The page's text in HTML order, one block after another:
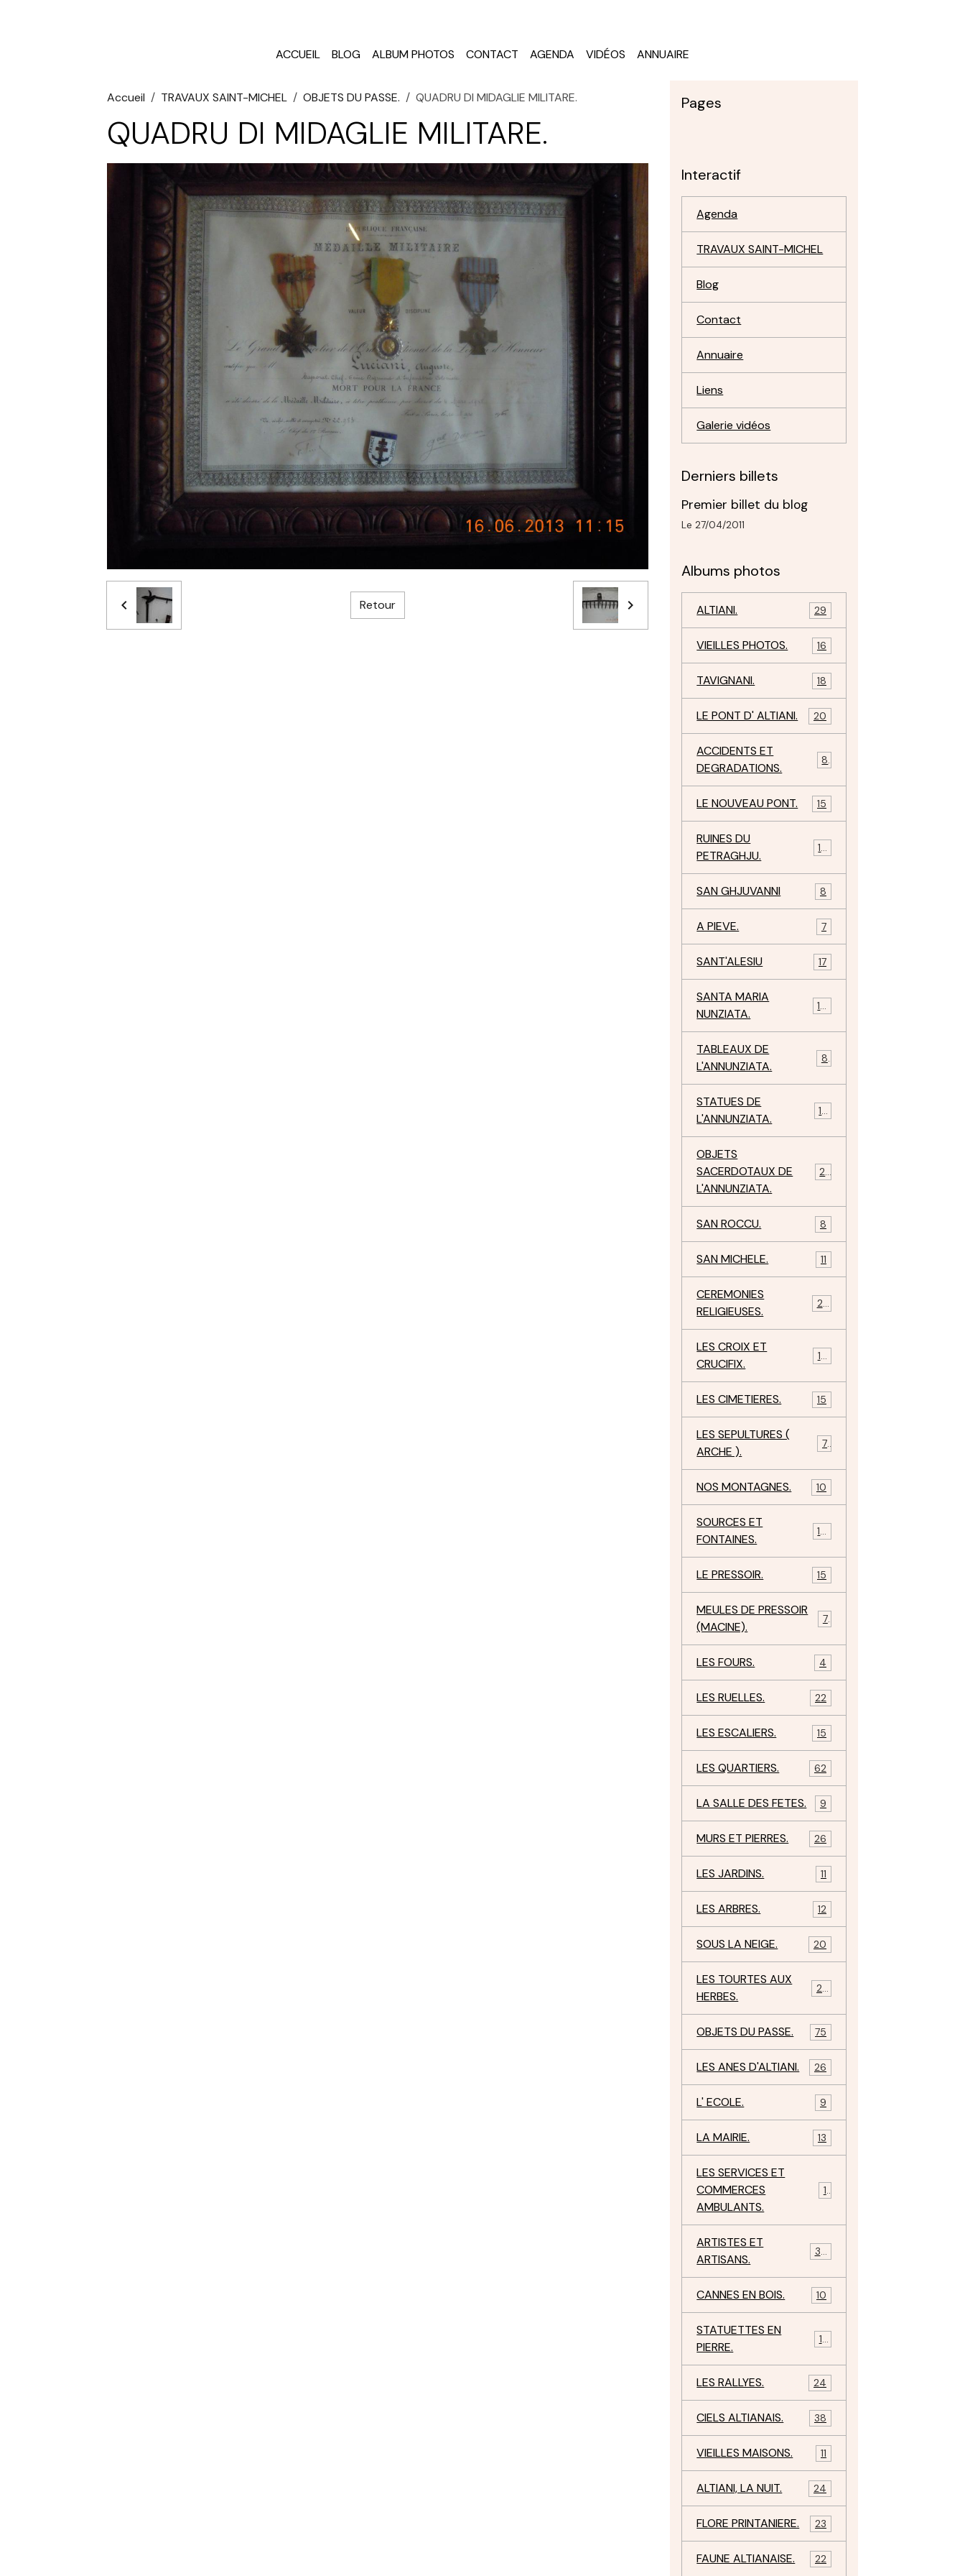
ACCUEIL BLOG ALBUM PHOTOS CONTACT AGENDA VIDÉOS ANNUAIRE
Accueil TRAVAUX SAINT-MICHEL OBJETS DU PASSE. QUADRU DI MIDAGLIE MILITARE.
QUADRU DI MIDAGLIE MILITARE.
Retour
Pages
Interactif
Agenda
TRAVAUX SAINT-MICHEL
Blog
Contact
Annuaire
Liens
Galerie vidéos
Derniers billets
Premier billet du blog
Le 27/04/2011
Albums photos
ALTIANI. 29
VIEILLES PHOTOS. 16
TAVIGNANI. 18
LE PONT D' ALTIANI. 20
ACCIDENTS ET
DEGRADATIONS.
8
LE NOUVEAU PONT. 15
RUINES DU
PETRAGHJU.
12
SAN GHJUVANNI 8
A PIEVE. 7
SANT'ALESIU 17
SANTA MARIA
NUNZIATA.
10
TABLEAUX DE
L'ANNUNZIATA.
8
STATUES DE
L'ANNUNZIATA.
15
OBJETS
SACERDOTAUX DE
L'ANNUNZIATA.
24
SAN ROCCU. 8
SAN MICHELE. 11
CEREMONIES
RELIGIEUSES.
23
LES CROIX ET
CRUCIFIX.
18
LES CIMETIERES. 15
LES SEPULTURES (
ARCHE ).
7
NOS MONTAGNES. 10
SOURCES ET
FONTAINES.
10
LE PRESSOIR. 15
MEULES DE PRESSOIR
(MACINE).
7
LES FOURS. 4
LES RUELLES. 22
LES ESCALIERS. 15
LES QUARTIERS. 62
LA SALLE DES FETES. 9
MURS ET PIERRES. 26
LES JARDINS. 11
LES ARBRES. 12
SOUS LA NEIGE. 20
LES TOURTES AUX
HERBES.
29
OBJETS DU PASSE. 75
LES ANES D'ALTIANI. 26
L' ECOLE. 9
LA MAIRIE. 13
LES SERVICES ET
COMMERCES
AMBULANTS.
11
ARTISTES ET
ARTISANS.
34
CANNES EN BOIS. 10
STATUETTES EN
PIERRE.
17
LES RALLYES. 24
CIELS ALTIANAIS. 38
VIEILLES MAISONS. 11
ALTIANI, LA NUIT. 24
FLORE PRINTANIERE. 23
FAUNE ALTIANAISE. 22